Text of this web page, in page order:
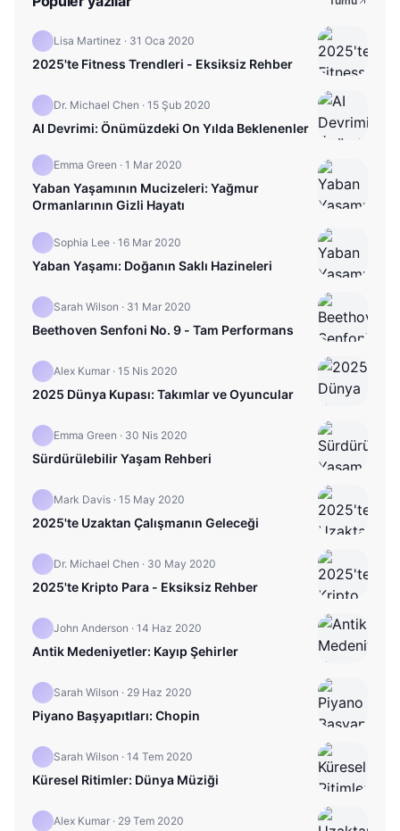
Lisa Martinez · 31 Oca 2020
2025'te Fitness Trendleri - Eksiksiz Rehber
Dr. Michael Chen · 15 Şub 2020
AI Devrimi: Önümüzdeki On Yılda Beklenenler
Emma Green · 1 Mar 2020
Yaban Yaşamının Mucizeleri: Yağmur
Ormanlarının Gizli Hayatı
Sophia Lee · 16 Mar 2020
Yaban Yaşamı: Doğanın Saklı Hazineleri
Sarah Wilson · 31 Mar 2020
Beethoven Senfoni No. 9 - Tam Performans
Alex Kumar · 15 Nis 2020
2025 Dünya Kupası: Takımlar ve Oyuncular
Emma Green · 30 Nis 2020
Sürdürülebilir Yaşam Rehberi
Mark Davis · 15 May 2020
2025'te Uzaktan Çalışmanın Geleceği
Dr. Michael Chen · 30 May 2020
2025'te Kripto Para - Eksiksiz Rehber
John Anderson · 14 Haz 2020
Antik Medeniyetler: Kayıp Şehirler
Sarah Wilson · 29 Haz 2020
Piyano Başyapıtları: Chopin
Sarah Wilson · 14 Tem 2020
Küresel Ritimler: Dünya Müziği
Alex Kumar · 29 Tem 2020